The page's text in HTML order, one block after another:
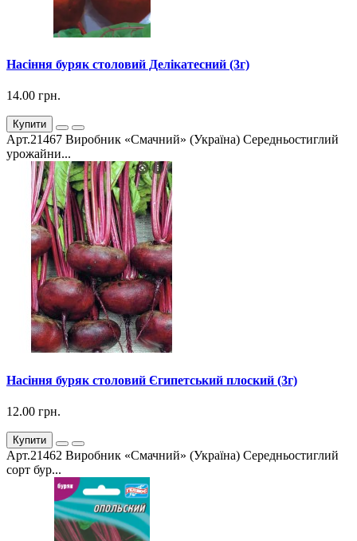
Насіння буряк столовий Делікатесний (3г)
14.00 грн.
Купити
Арт.21467 Виробник «Смачний» (Україна) Середньостиглий
урожайни...
Насіння буряк столовий Єгипетський плоский (3г)
12.00 грн.
Купити
Арт.21462 Виробник «Смачний» (Україна) Середньостиглий
сорт бур...